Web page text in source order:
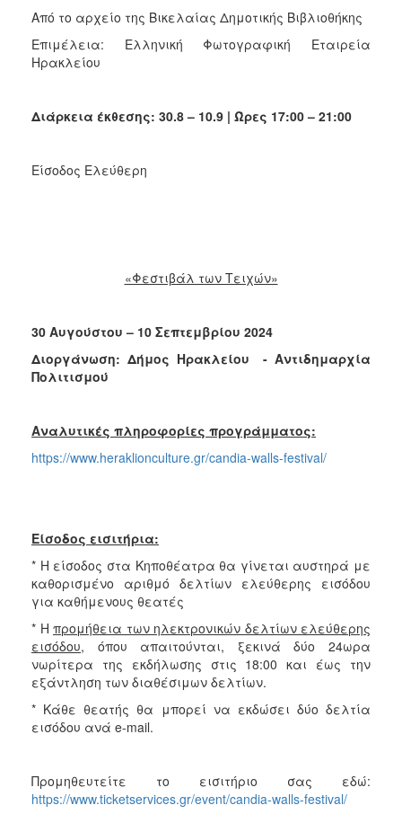
Από το αρχείο της Βικελαίας Δημοτικής Βιβλιοθήκης
Επιμέλεια: Ελληνική Φωτογραφική Εταιρεία
Ηρακλείου
Διάρκεια έκθεσης: 30.8 – 10.9 | Ώρες 17:00 – 21:00
Είσοδος Ελεύθερη
«Φεστιβάλ των Τειχών»
30 Αυγούστου – 10 Σεπτεμβρίου 2024
Διοργάνωση: Δήμος Ηρακλείου - Αντιδημαρχία
Πολιτισμού
Αναλυτικές πληροφορίες προγράμματος:
https://www.heraklionculture.gr/candia-walls-festival/
Είσοδος εισιτήρια:
* Η είσοδος στα Κηποθέατρα θα γίνεται αυστηρά με
καθορισμένο αριθμό δελτίων ελεύθερης εισόδου
για καθήμενους θεατές
* Η προμήθεια των ηλεκτρονικών δελτίων ελεύθερης
εισόδου, όπου απαιτούνται, ξεκινά δύο 24ωρα
νωρίτερα της εκδήλωσης στις 18:00 και έως την
εξάντληση των διαθέσιμων δελτίων.
* Κάθε θεατής θα μπορεί να εκδώσει δύο δελτία
εισόδου ανά e-mail.
Προμηθευτείτε το εισιτήριο σας εδώ:
https://www.ticketservices.gr/event/candia-walls-festival/